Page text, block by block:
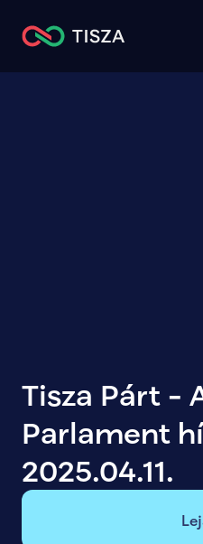
Tisza Párt -
Parlament
2025.04.11.